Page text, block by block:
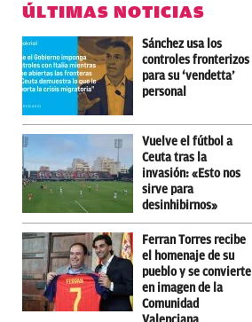
ÚLTIMAS NOTICIAS
Sánchez usa los
controles fronterizos
para su ‘vendetta’
personal
Vuelve el fútbol a
Ceuta tras la
invasión: «Esto nos
sirve para
desinhibirnos»
Ferran Torres recibe
el homenaje de su
pueblo y se convierte
en imagen de la
Comunidad